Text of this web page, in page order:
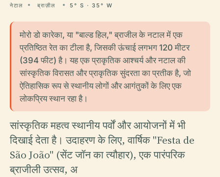
नेटाल ब्राज़ील 5° S · 35° W
मोरो डो कारेका, या "बाल्ड हिल," ब्राजील के नटाल में एक
प्रतिष्ठित रेत का टीला है, जिसकी ऊंचाई लगभग 120 मीटर
(394 फीट) है। यह एक प्राकृतिक आश्चर्य और नटाल की
सांस्कृतिक विरासत और प्राकृतिक सुंदरता का प्रतीक है, जो
ऐतिहासिक रूप से स्थानीय लोगों और आगंतुकों के लिए एक
लोकप्रिय स्थान रहा है।
सांस्कृतिक महत्व स्थानीय पर्वों और आयोजनों में भी
दिखाई देता है। उदाहरण के लिए, वार्षिक "Festa de
São João" (सेंट जॉन का त्यौहार), एक पारंपरिक
ब्राजीली उत्सव, अ